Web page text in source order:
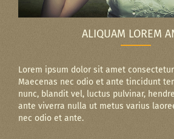
ALIQUAM LOREM
Lorem ipsum dolor sit amet
Maecenas nec odio et ante tincidunt
nunc, blandit vel, luctus pulvinar,
ante viverra nulla ut metus varius
nec odio et ante.